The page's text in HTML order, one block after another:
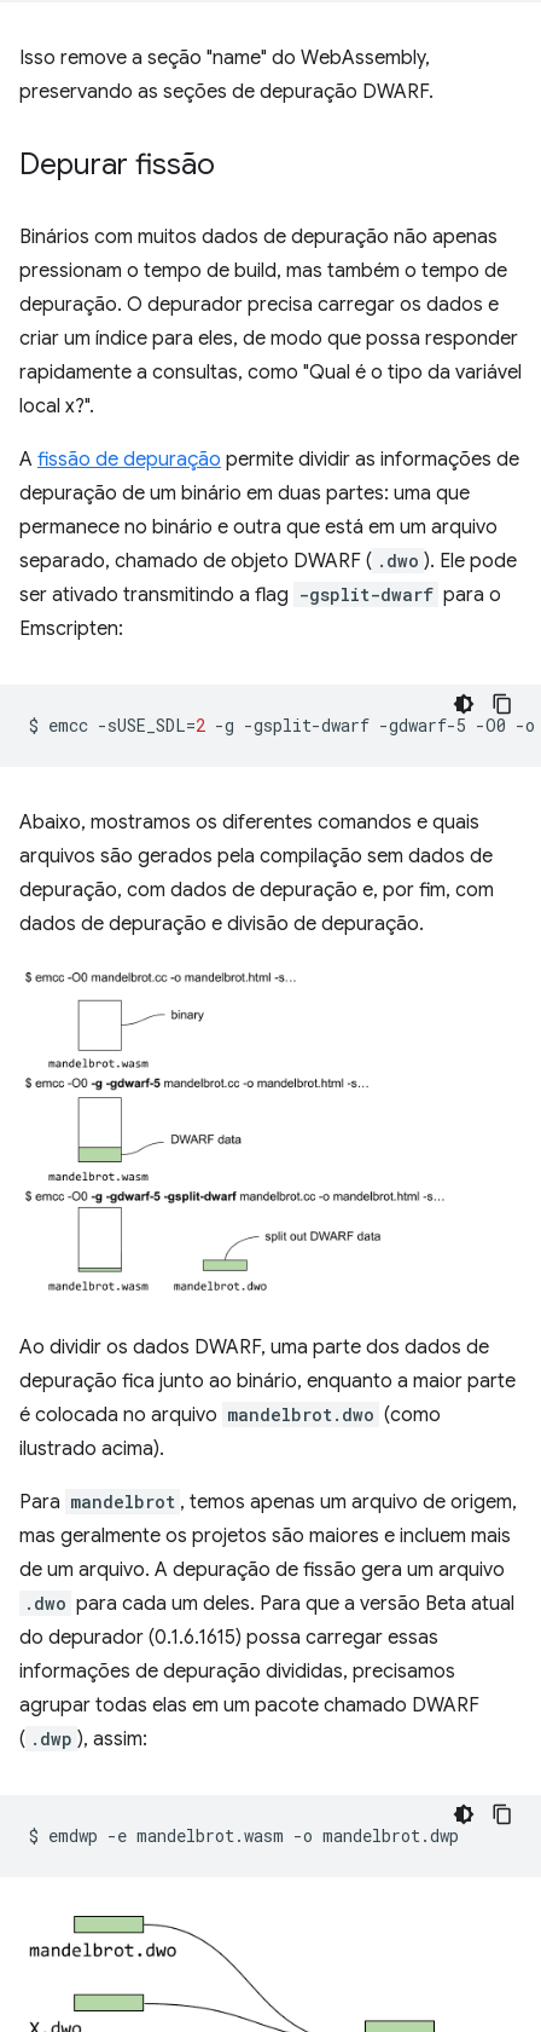
Isso remove a seção "name" do WebAssembly,
preservando as seções de depuração DWARF.
Depurar fissão
Binários com muitos dados de depuração não apenas
pressionam o tempo de build, mas também o tempo de
depuração. O depurador precisa carregar os dados e
criar um índice para eles, de modo que possa responder
rapidamente a consultas, como "Qual é o tipo da variável
local x?".
A fissão de depuração permite dividir as informações de
depuração de um binário em duas partes: uma que
permanece no binário e outra que está em um arquivo
separado, chamado de objeto DWARF ( .dwo ). Ele pode
ser ativado transmitindo a flag -gsplit-dwarf para o
Emscripten:
$ emcc -sUSE_SDL=2 -g -gsplit-dwarf -gdwarf-5 -O0 -o
Abaixo, mostramos os diferentes comandos e quais
arquivos são gerados pela compilação sem dados de
depuração, com dados de depuração e, por fim, com
dados de depuração e divisão de depuração.
Ao dividir os dados DWARF, uma parte dos dados de
depuração fica junto ao binário, enquanto a maior parte
é colocada no arquivo mandelbrot.dwo (como
ilustrado acima).
Para mandelbrot , temos apenas um arquivo de origem,
mas geralmente os projetos são maiores e incluem mais
de um arquivo. A depuração de fissão gera um arquivo
.dwo para cada um deles. Para que a versão Beta atual
do depurador (0.1.6.1615) possa carregar essas
informações de depuração divididas, precisamos
agrupar todas elas em um pacote chamado DWARF
( .dwp ), assim:
$ emdwp -e mandelbrot.wasm -o